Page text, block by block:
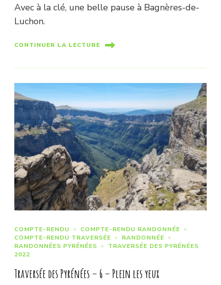
Avec à la clé, une belle pause à Bagnères-de-
Luchon.
CONTINUER LA LECTURE
COMPTE-RENDU
COMPTE-RENDU RANDONNÉE
COMPTE-RENDU TRAVERSÉE
RANDONNÉE
RANDONNÉES PYRÉNÉES
TRAVERSÉE DES PYRÉNÉES
2022
Traversée des Pyrénées – 6 – Plein les yeux